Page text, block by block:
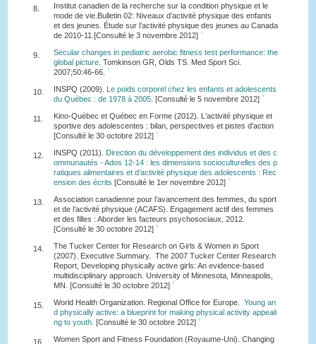
8.
Institut canadien de la recherche sur la condition physique et le
mode de vie.Bulletin 02: Niveaux d’activité physique des enfants
et des jeunes. Étude sur l’activité physique des jeunes au Canada
de 2010-11.[Consulté le 3 novembre 2012] ↑
9.
Secular changes in pediatric aerobic fitness test performance: the
global picture. Tomkinson GR, Olds TS. Med Sport Sci.
2007;50:46-66.
↑
10. INSPQ (2009).
Le poids corporel chez les enfants et adolescents
du Québec : de 1978 à 2005. [Consulté le 5 novembre 2012] ↑
11.
Kino-Québec et Québec en Forme (2012). L'activité physique et
sportive des adolescentes : bilan, perspectives et pistes d'action
[Consulté le 30 octobre 2012] ↑
12. INSPQ (2011).
Direction du développement des individus et des c
ommunautés - Ados 12-14 : les dimensions socioculturelles des p
ratiques alimentaires et d’activité physique des adolescents : Rec
ension des écrits [Consulté le 1er novembre 2012] ↑
13.
Association canadienne pour l’avancement des femmes, du sport
et de l’activité physique (ACAFS). Engagement actif des femmes
et des filles : Aborder les facteurs psychosociaux, 2012.
[Consulté le 30 octobre 2012] ↑
14.
The Tucker Center for Research on Girls & Women in Sport
(2007). Executive Summary. The 2007 Tucker Center Research
Report, Developing physically active girls: An evidence-based
multidisciplinary approach. University of Minnesota, Minneapolis,
MN. [Consulté le 30 octobre 2012] ↑
15. World Health Organization. Regional Office for Europe. Young an
d physically active: a blueprint for making physical activity appeali
ng to youth. [Consulté le 30 octobre 2012] ↑
16.
Women Sport and Fitness Foundation (Royaume-Uni). Changing